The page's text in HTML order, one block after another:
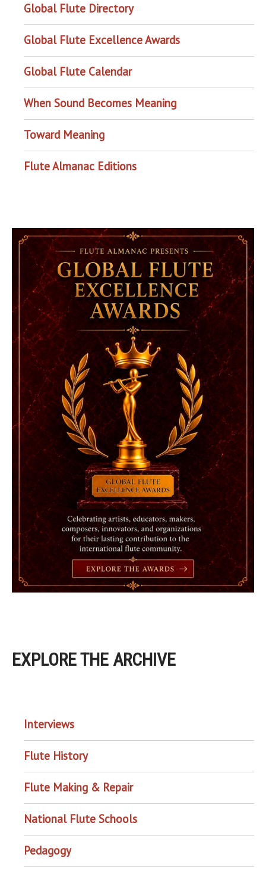
Global Flute Directory
Global Flute Excellence Awards
Global Flute Calendar
When Sound Becomes Meaning
Toward Meaning
Flute Almanac Editions
EXPLORE THE ARCHIVE
Interviews
Flute History
Flute Making & Repair
National Flute Schools
Pedagogy